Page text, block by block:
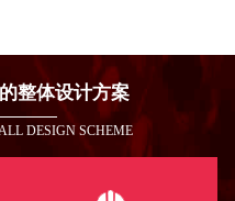
整体设计方案
DESIGN SCHEME